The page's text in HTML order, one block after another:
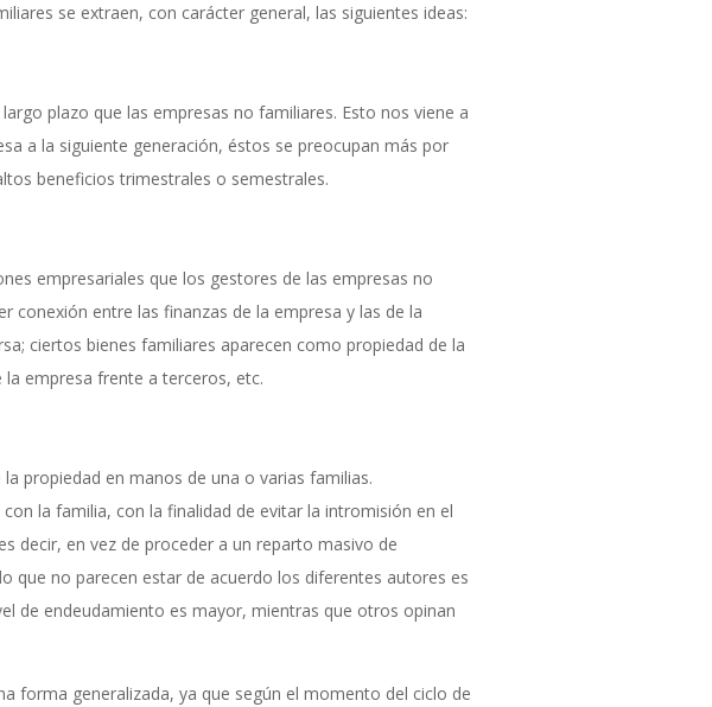
se extraen, con carácter general, las siguientes ideas:
plazo que las empresas no familiares. Esto nos viene a
a la siguiente generación, éstos se preocupan más por
beneficios trimestrales o semestrales.
empresariales que los gestores de las empresas no
conexión entre las finanzas de la empresa y las de la
ciertos bienes familiares aparecen como propiedad de la
empresa frente a terceros, etc.
propiedad en manos de una o varias familias.
la familia, con la finalidad de evitar la intromisión en el
decir, en vez de proceder a un reparto masivo de
que no parecen estar de acuerdo los diferentes autores es
de endeudamiento es mayor, mientras que otros opinan
forma generalizada, ya que según el momento del ciclo de